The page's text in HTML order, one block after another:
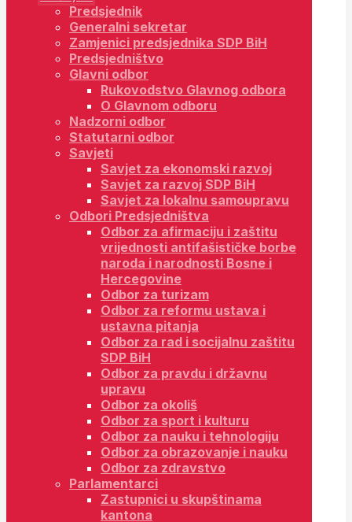
Predsjednik
Generalni sekretar
Zamjenici predsjednika SDP BiH
Predsjedništvo
Glavni odbor
Rukovodstvo Glavnog odbora
O Glavnom odboru
Nadzorni odbor
Statutarni odbor
Savjeti
Savjet za ekonomski razvoj
Savjet za razvoj SDP BiH
Savjet za lokalnu samoupravu
Odbori Predsjedništva
Odbor za afirmaciju i zaštitu
vrijednosti antifašističke borbe
naroda i narodnosti Bosne i
Hercegovine
Odbor za turizam
Odbor za reformu ustava i
ustavna pitanja
Odbor za rad i socijalnu zaštitu
SDP BiH
Odbor za pravdu i državnu
upravu
Odbor za okoliš
Odbor za sport i kulturu
Odbor za nauku i tehnologiju
Odbor za obrazovanje i nauku
Odbor za zdravstvo
Parlamentarci
Zastupnici u skupštinama
kantona